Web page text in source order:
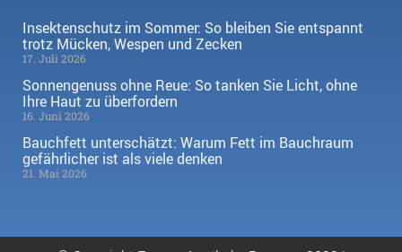
Insektenschutz im Sommer: So bleiben Sie entspannt
trotz Mücken, Wespen und Zecken
17. Juli 2026
Sonnengenuss ohne Reue: So tanken Sie Licht, ohne
Ihre Haut zu überfordern
16. Juni 2026
Bauchfett unterschätzt: Warum Fett im Bauchraum
gefährlicher ist als viele denken
21. Mai 2026